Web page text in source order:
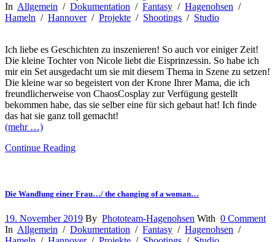
In Allgemein / Dokumentation / Fantasy / Hagenohsen /
Hameln / Hannover/ Projekte / Shootings / Studio
Ich liebe es Geschichten zu inszenieren! So auch vor einiger Zeit!
Die kleine Tochter von Nicole liebt die Eisprinzessin. So habe ich
mir ein Set ausgedacht um sie mit diesem Thema in Szene zu setzen!
Die kleine war so begeistert von der Krone Ihrer Mama, die ich
freundlicherweise von ChaosCosplay zur Verfügung gestellt
bekommen habe, das sie selber eine für sich gebaut hat! Ich finde
das hat sie ganz toll gemacht!
(mehr …)
Continue Reading
Die Wandlung einer Frau…/ the changing of a woman…
19. November 2019 By Phototeam-Hagenohsen With 0 Comment
In Allgemein / Dokumentation / Fantasy / Hagenohsen /